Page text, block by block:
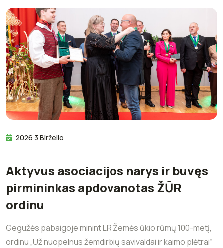
2026 3 Birželio
Aktyvus asociacijos narys ir buvęs
pirmininkas apdovanotas ŽŪR
ordinu
Gegužės pabaigoje minint LR Žemės ūkio rūmų 100-metį,
ordinu „Už nuopelnus žemdirbių savivaldai ir kaimo plėtrai“